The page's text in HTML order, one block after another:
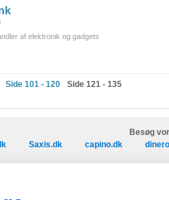
af elektronik og gadgets
Side 101 - 120 Side 121 - 135
Besøg
Saxis.dk capino.dk